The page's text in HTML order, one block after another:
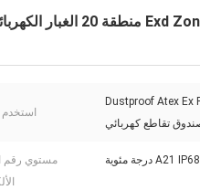
Dustproof Atex Ex
مستوي رقم